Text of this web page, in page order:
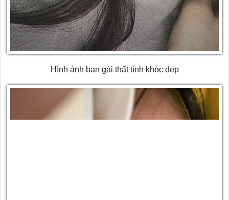
Hình ảnh bạn gái thất tình khóc đẹp